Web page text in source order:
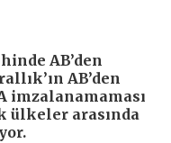
AB’den
AB’den
imzalanamaması
ülkeler arasında